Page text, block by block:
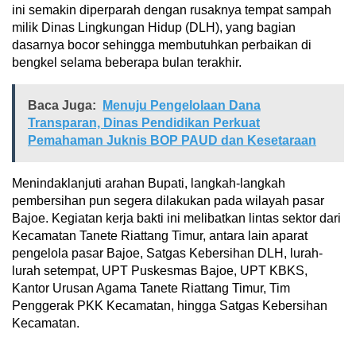
ini semakin diperparah dengan rusaknya tempat sampah
milik Dinas Lingkungan Hidup (DLH), yang bagian
dasarnya bocor sehingga membutuhkan perbaikan di
bengkel selama beberapa bulan terakhir.
Baca Juga:
Menuju Pengelolaan Dana
Transparan, Dinas Pendidikan Perkuat
Pemahaman Juknis BOP PAUD dan Kesetaraan
Menindaklanjuti arahan Bupati, langkah-langkah
pembersihan pun segera dilakukan pada wilayah pasar
Bajoe. Kegiatan kerja bakti ini melibatkan lintas sektor dari
Kecamatan Tanete Riattang Timur, antara lain aparat
pengelola pasar Bajoe, Satgas Kebersihan DLH, lurah-
lurah setempat, UPT Puskesmas Bajoe, UPT KBKS,
Kantor Urusan Agama Tanete Riattang Timur, Tim
Penggerak PKK Kecamatan, hingga Satgas Kebersihan
Kecamatan.